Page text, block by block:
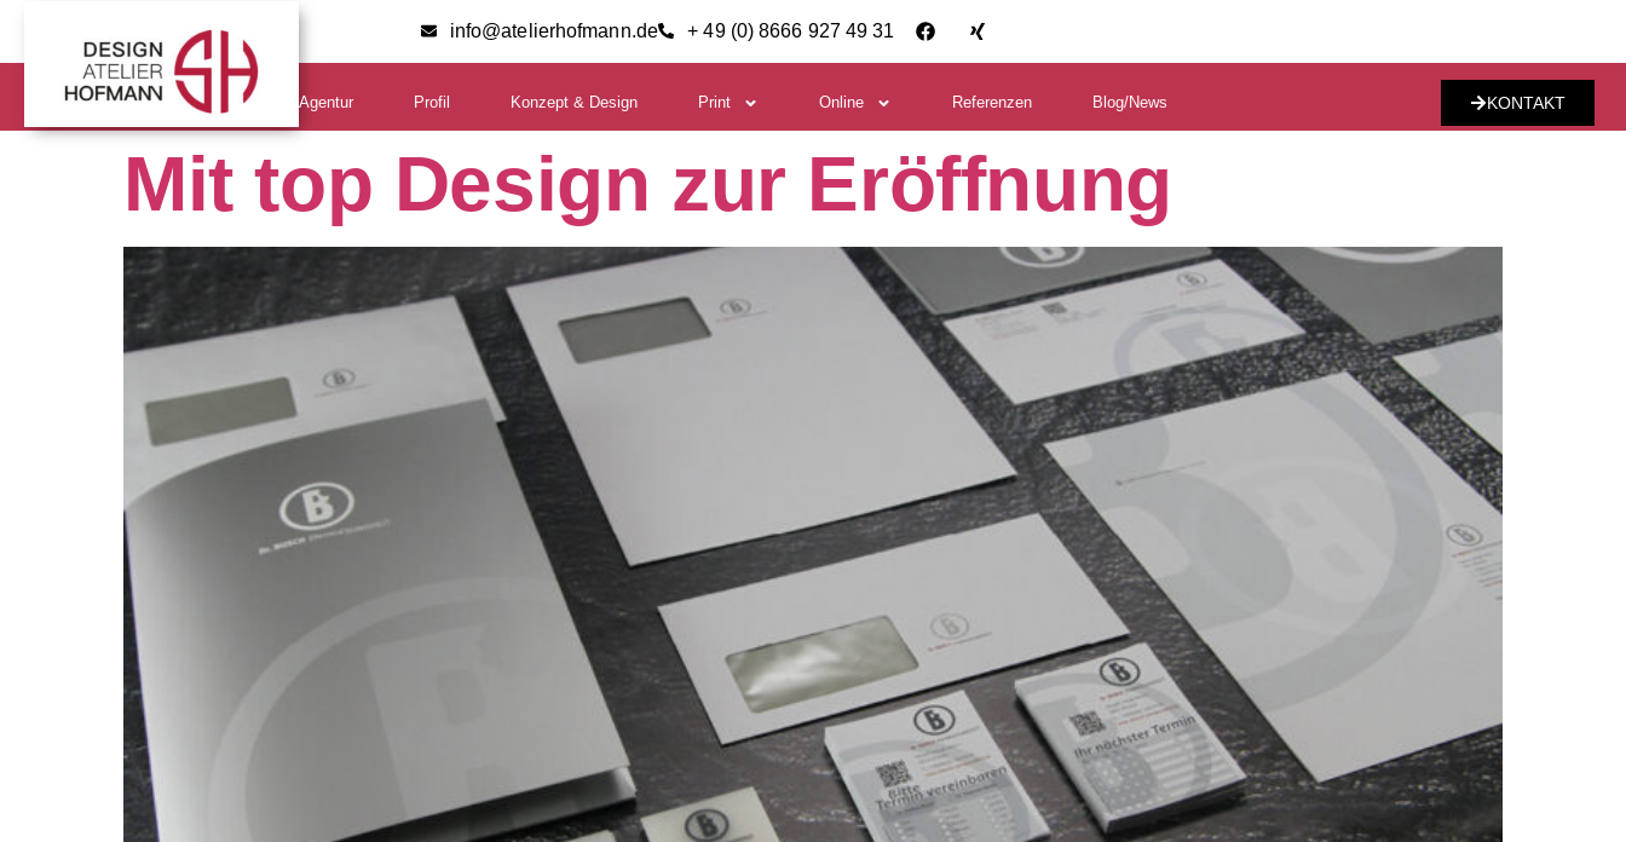
info@atelierhofmann.de + 49 (0) 8666 927 49 31
KONTAKT
Agentur Profil Konzept & Design Print Online Referenzen Blog/News
Mit top Design zur Eröffnung